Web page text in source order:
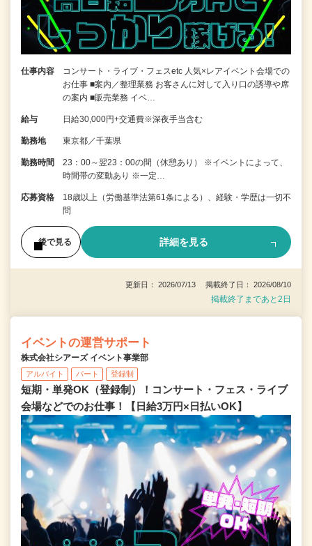
仕事内容
コンサート・ライブ・フェスetc 人気×レアイベント会場での
お仕事 ■案内／整理業務 お客さんに対して入り口の誘導や席
の案内 ■販売業務 イベ…
給与 日給30,000円+交通費※深夜手当含む
勤務地 東京都／千葉県
勤務時間
23：00～翌23：00の間（休憩あり） ※イベントによって、
時間帯の変動あり ※一定…
応募資格
18歳以上（労働基準法第61条による）、経験・学歴は一切不
問
後で見る 詳細を見る
更新日： 2026/07/13 掲載終了日： 2026/08/10
掲載終了まであと2日
イベントの運営サポート
株式会社シアーズ イベント事業部
アルバイト パート 登録制
短期・単発OK（登録制）！コンサート・フェス・ライブ
会場などでのお仕事！【日給3万円×日払いOK】